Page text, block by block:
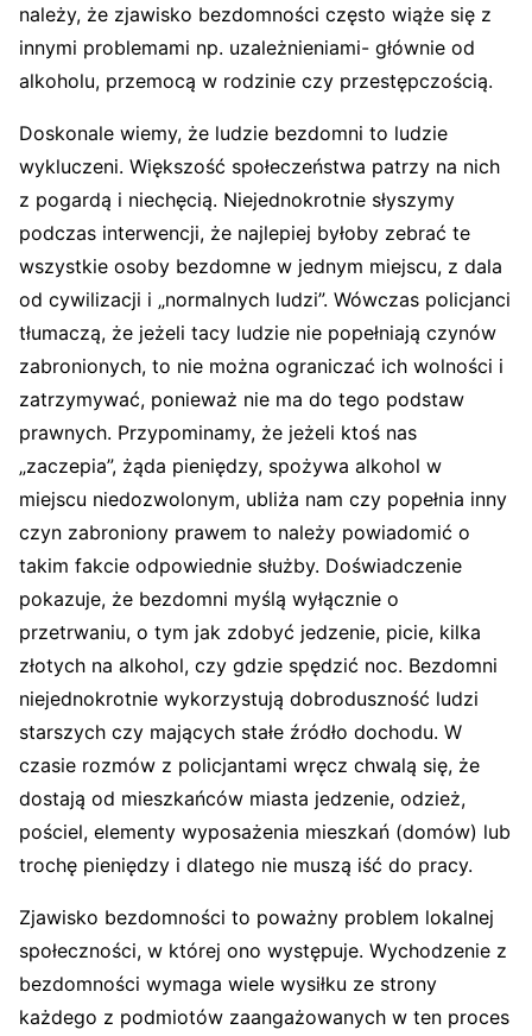
należy, że zjawisko bezdomności często wiąże się z
innymi problemami np. uzależnieniami- głównie od
alkoholu, przemocą w rodzinie czy przestępczością.
Doskonale wiemy, że ludzie bezdomni to ludzie
wykluczeni. Większość społeczeństwa patrzy na nich
z pogardą i niechęcią. Niejednokrotnie słyszymy
podczas interwencji, że najlepiej byłoby zebrać te
wszystkie osoby bezdomne w jednym miejscu, z dala
od cywilizacji i „normalnych ludzi”. Wówczas policjanci
tłumaczą, że jeżeli tacy ludzie nie popełniają czynów
zabronionych, to nie można ograniczać ich wolności i
zatrzymywać, ponieważ nie ma do tego podstaw
prawnych. Przypominamy, że jeżeli ktoś nas
„zaczepia”, żąda pieniędzy, spożywa alkohol w
miejscu niedozwolonym, ubliża nam czy popełnia inny
czyn zabroniony prawem to należy powiadomić o
takim fakcie odpowiednie służby. Doświadczenie
pokazuje, że bezdomni myślą wyłącznie o
przetrwaniu, o tym jak zdobyć jedzenie, picie, kilka
złotych na alkohol, czy gdzie spędzić noc. Bezdomni
niejednokrotnie wykorzystują dobroduszność ludzi
starszych czy mających stałe źródło dochodu. W
czasie rozmów z policjantami wręcz chwalą się, że
dostają od mieszkańców miasta jedzenie, odzież,
pościel, elementy wyposażenia mieszkań (domów) lub
trochę pieniędzy i dlatego nie muszą iść do pracy.
Zjawisko bezdomności to poważny problem lokalnej
społeczności, w której ono występuje. Wychodzenie z
bezdomności wymaga wiele wysiłku ze strony
każdego z podmiotów zaangażowanych w ten proces